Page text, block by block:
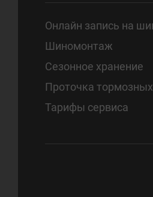
Онлайн запись на
Шиномонтаж
Сезонное хранение
Проточка
Тарифы сервиса